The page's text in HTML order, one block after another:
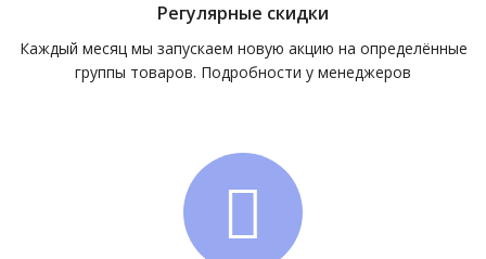
Регулярные скидки
Каждый месяц мы запускаем новую акцию на определённые
группы товаров. Подробности у менеджеров